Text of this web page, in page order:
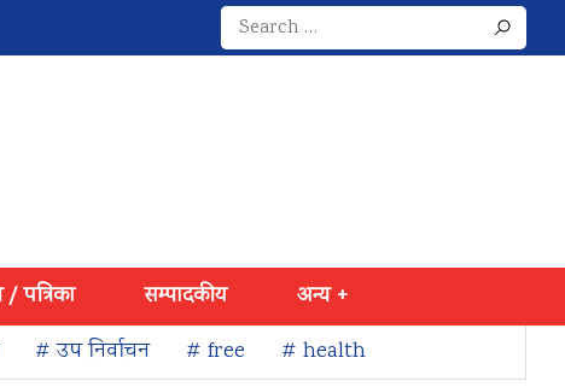
Search
for:
/ पत्रिका सम्पादकीय
अन्य +
# उप निर्वाचन # free # health